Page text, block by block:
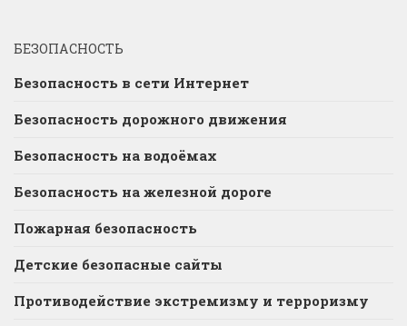
БЕЗОПАСНОСТЬ
Безопасность в сети Интернет
Безопасность дорожного движения
Безопасность на водоёмах
Безопасность на железной дороге
Пожарная безопасность
Детские безопасные сайты
Противодействие экстремизму и терроризму